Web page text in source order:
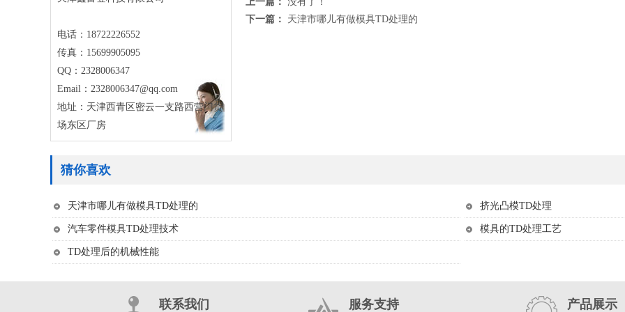
电话：18722226552
传真：15699905095
QQ：2328006347
Email：2328006347@qq.com
地址：天津西青区密云一支路西营门货
场东区厂房
下一篇：
天津市哪儿有做模具TD处理的
猜你喜欢
天津市哪儿有做模具TD处理的 挤光凸模TD处理
汽车零件模具TD处理技术 模具的TD处理工艺
TD处理后的机械性能
联系我们 服务支持 产品展示